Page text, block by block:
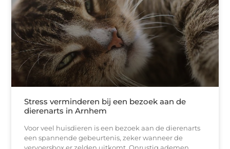
Stress verminderen bij een bezoek aan de
dierenarts in Arnhem
Voor veel huisdieren is een bezoek aan de dierenarts
een spannende gebeurtenis, zeker wanneer de
vervoersbox er zelden uitkomt. Onrustig ademen,